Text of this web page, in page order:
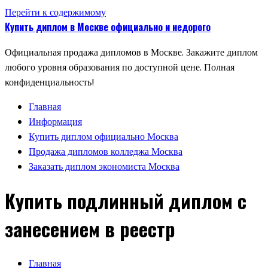
Перейти к содержимому
Купить диплом в Москве официально и недорого
Официальная продажа дипломов в Москве. Закажите диплом
любого уровня образования по доступной цене. Полная
конфиденциальность!
Главная
Информация
Купить диплом официально Москва
Продажа дипломов колледжа Москва
Заказать диплом экономиста Москва
Купить подлинный диплом с
занесением в реестр
Главная